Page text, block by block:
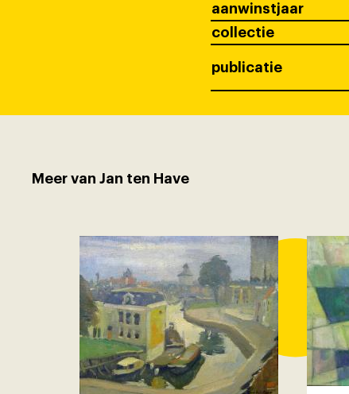
aanwinstjaar
collectie
publicatie
Meer van Jan ten Have